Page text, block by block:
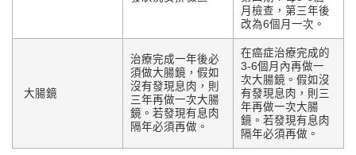
月檢查，第三年後
改為6個月一次。
大腸鏡
治療完成一年後必
須做大腸鏡，假如
沒有發現息肉，則
三年再做一次大腸
鏡。若發現有息肉
隔年必須再做。
在癌症治療完成的
3-6個月內再做一
次大腸鏡。假如沒
有發現息肉，則三
年再做一次大腸
鏡。若發現有息肉
隔年必須再做。